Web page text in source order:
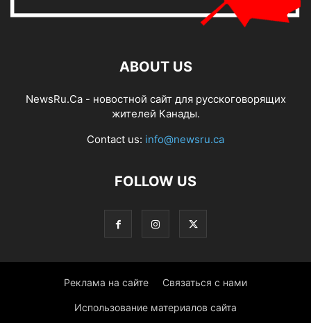
ABOUT US
NewsRu.Ca - новостной сайт для русскоговорящих
жителей Канады.
Contact us: info@newsru.ca
FOLLOW US
Реклама на сайте Связаться с нами
Использование материалов сайта